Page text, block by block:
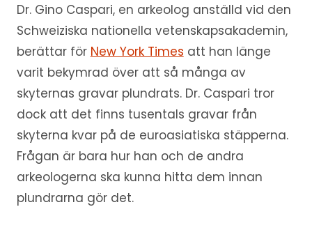
Dr. Gino Caspari, en arkeolog anställd vid den
Schweiziska nationella vetenskapsakademin,
berättar för New York Times att han länge
varit bekymrad över att så många av
skyternas gravar plundrats. Dr. Caspari tror
dock att det finns tusentals gravar från
skyterna kvar på de euroasiatiska stäpperna.
Frågan är bara hur han och de andra
arkeologerna ska kunna hitta dem innan
plundrarna gör det.